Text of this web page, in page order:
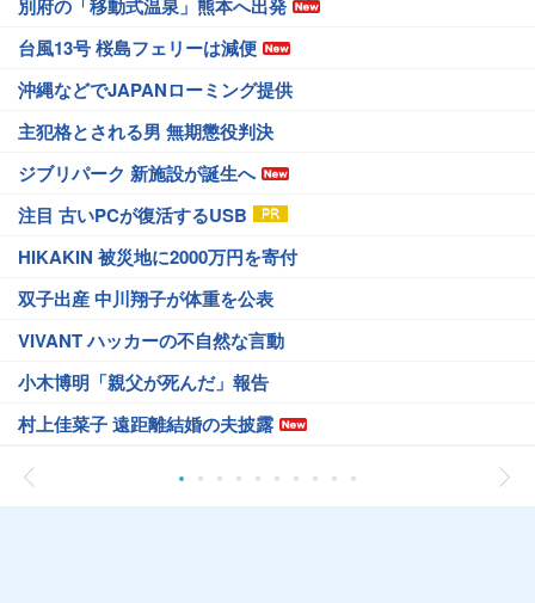
別府の「移動式温泉」熊本へ出発
台風13号 桜島フェリーは減便
沖縄などでJAPANローミング提供
主犯格とされる男 無期懲役判決
ジブリパーク 新施設が誕生へ
注目 古いPCが復活するUSB
HIKAKIN 被災地に2000万円を寄付
双子出産 中川翔子が体重を公表
VIVANT ハッカーの不自然な言動
小木博明「親父が死んだ」報告
村上佳菜子 遠距離結婚の夫披露